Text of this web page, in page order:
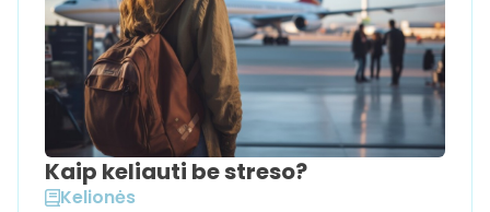
Kaip keliauti be streso?
Kelionės